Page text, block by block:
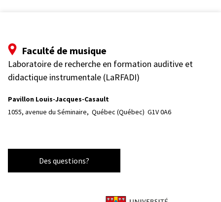
Faculté de musique
Laboratoire de recherche en formation auditive et
didactique instrumentale (LaRFADI)
Pavillon Louis-Jacques-Casault
1055, avenue du Séminaire, Québec (Québec)  G1V 0A6
Des questions?